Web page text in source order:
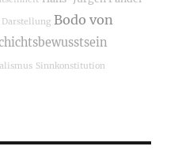
Darstellung Bodo von
Sinnkonstitution